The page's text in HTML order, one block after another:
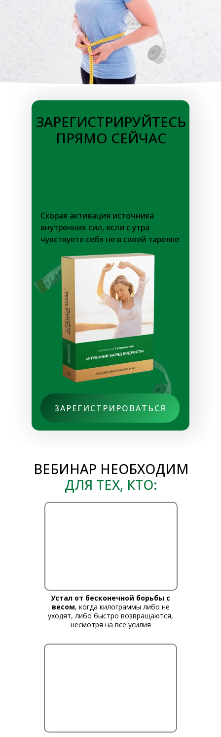
ЗАРЕГИСТРИРУЙТЕСЬ
ПРЯМО СЕЙЧАС
Скорая активация источника
внутренних сил, если с утра
чувствуете себя не в своей тарелке
ЗАРЕГИСТРИРОВАТЬСЯ
ВЕБИНАР НЕОБХОДИМ
ДЛЯ ТЕХ, КТО:
Устал от бесконечной борьбы с
весом, когда килограммы либо не
уходят, либо быстро возвращаются,
несмотря на все усилия